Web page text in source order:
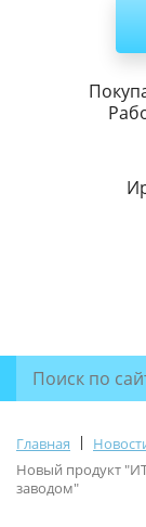
Главная |
Новый продукт
заводом"